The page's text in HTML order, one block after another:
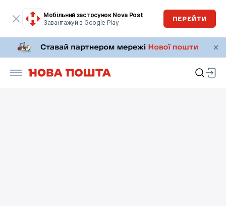
Мобільний застосунок Nova Post
Завантажуй в Google Play
ПЕРЕЙТИ